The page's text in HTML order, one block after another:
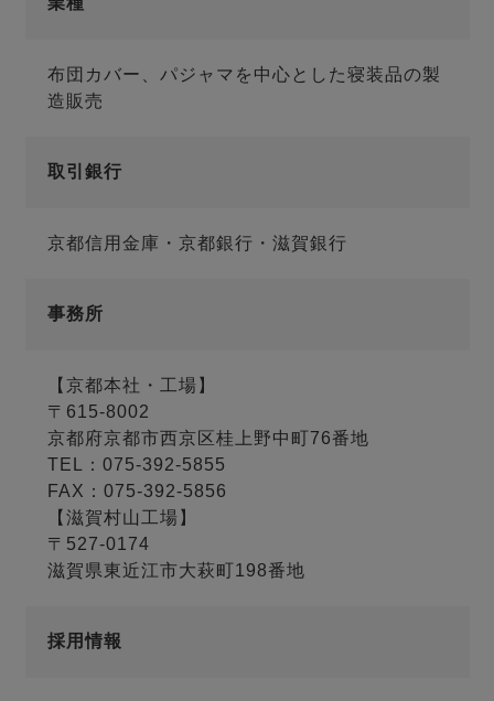
布団カバー、パジャマを中心とした寝装品の製
造販売
取引銀行
京都信用金庫・京都銀行・滋賀銀行
事務所
【京都本社・工場】
〒615-8002
京都府京都市西京区桂上野中町76番地
TEL：075-392-5855
FAX：075-392-5856
【滋賀村山工場】
〒527-0174
滋賀県東近江市大萩町198番地
採用情報